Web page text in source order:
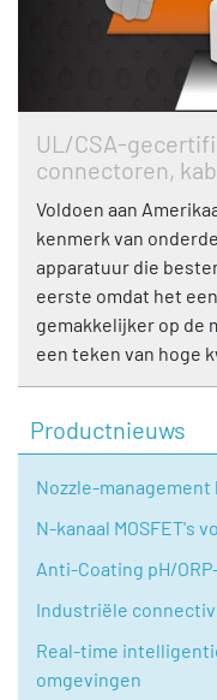
UL/CSA-
connectoren,
Voldoen aan
kenmerk van
apparatuur die
eerste omdat het
gemakkelijker op de
een teken van hoge
Productnieuws
Nozzle-management
N-kanaal MOSFET's
Anti-Coating pH/
Industriële
Real-time
omgevingen